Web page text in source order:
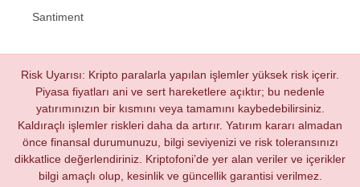
Santiment
Risk Uyarısı: Kripto paralarla yapılan işlemler yüksek risk içerir.
Piyasa fiyatları ani ve sert hareketlere açıktır; bu nedenle
yatırımınızın bir kısmını veya tamamını kaybedebilirsiniz.
Kaldıraçlı işlemler riskleri daha da artırır. Yatırım kararı almadan
önce finansal durumunuzu, bilgi seviyenizi ve risk toleransınızı
dikkatlice değerlendiriniz. Kriptofoni’de yer alan veriler ve içerikler
bilgi amaçlı olup, kesinlik ve güncellik garantisi verilmez.